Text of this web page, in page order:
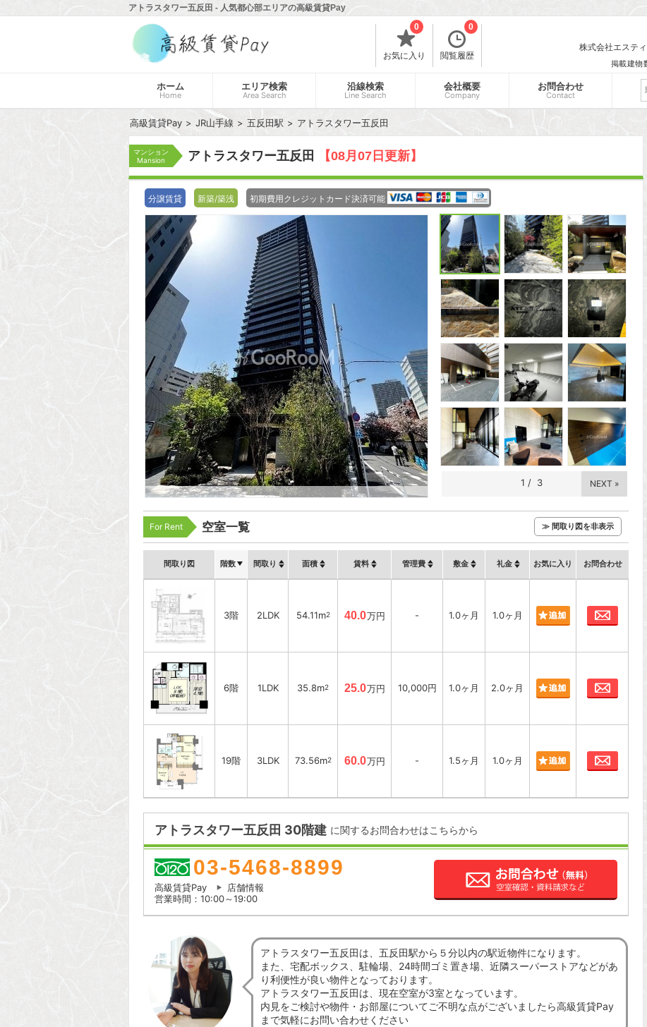
アトラスタワー五反田 - 人気都心部エリアの高級賃貸Pay
お気に入り
0
閲覧履歴
0
株式会社エステ
掲載建物
ホーム
Home
エリア検索
Area Search
沿線検索
Line Search
会社概要
Company
お問合わせ
Contact
高級賃貸Pay JR山手線 五反田駅 アトラスタワー五反田
マンション
Mansion
アトラスタワー五反田 【08月07日更新】
分譲賃貸 新築/築浅 初期費用クレジットカード決済可能
1 / 3 NEXT »
For Rent 空室一覧 ≫ 間取り図を非表示
間取り図 階数 間取り 面積 賃料 管理費 敷金 礼金 お気に入り お問合わせ
3階 2LDK 54.11m2 40.0万円 - 1.0ヶ月 1.0ヶ月 お問合
6階 1LDK 35.8m2 25.0万円 10,000円 1.0ヶ月 2.0ヶ月 お問
19階 3LDK 73.56m2 60.0万円 - 1.5ヶ月 1.0ヶ月 お問合
アトラスタワー五反田 30階建 に関するお問合わせはこちらから
03-5468-8899
高級賃貸Pay
店舗情報
営業時間：10:00～19:00
アトラスタワー五反田は、五反田駅から５分以内の駅近物件になります。
また、宅配ボックス、駐輪場、24時間ゴミ置き場、近隣スーパーストアなどがあ
り利便性が良い物件となっております。
アトラスタワー五反田は、現在空室が3室となっています。
内見をご検討や物件・お部屋についてご不明な点がございましたら高級賃貸Pay
まで気軽にお問い合わせください